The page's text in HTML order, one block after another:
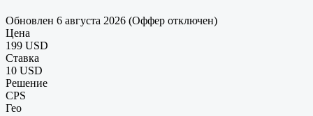
Обновлен 6 августа 2026 (Оффер отключен)
Цена
199 USD
Ставка
10 USD
Решение
CPS
Гео